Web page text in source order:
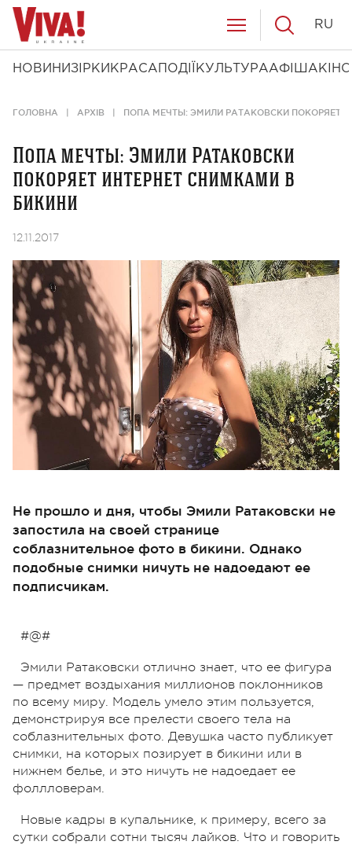
НОВИНИ ЗІРКИ КРАСА ПОДІЇ КУЛЬТУРААФІША КІНО
RU
ГОЛОВНА АРХІВ ПОПА МЕЧТЫ: ЭМИЛИ РАТАКОВСКИ ПОКОРЯЕТ
Попа мечты: Эмили Ратаковски
покоряет интернет снимками в
бикини
12.11.2017
Не прошло и дня, чтобы Эмили Ратаковски не
запостила на своей странице
соблазнительное фото в бикини. Однако
подобные снимки ничуть не надоедают ее
подписчикам.
#@#
Эмили Ратаковски отлично знает, что ее фигура
— предмет воздыхания миллионов поклонников
по всему миру. Модель умело этим пользуется,
демонстрируя все прелести своего тела на
соблазнительных фото. Девушка часто публикует
снимки, на которых позирует в бикини или в
нижнем белье, и это ничуть не надоедает ее
фоллловерам.
Новые кадры в купальнике, к примеру, всего за
сутки собрали сотни тысяч лайков. Что и говорить